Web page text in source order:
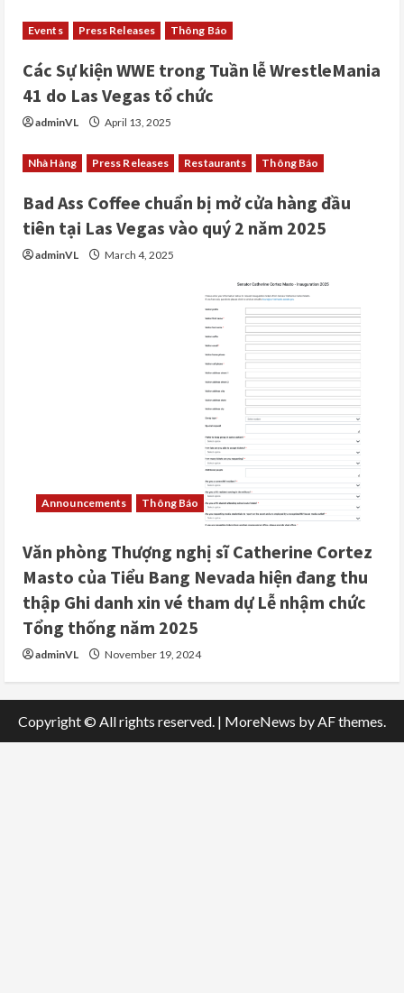
Events Press Releases Thông Báo
Các Sự kiện WWE trong Tuần lễ WrestleMania
41 do Las Vegas tổ chức
adminVL April 13, 2025
Nhà Hàng Press Releases Restaurants Thông Báo
Bad Ass Coffee chuẩn bị mở cửa hàng đầu
tiên tại Las Vegas vào quý 2 năm 2025
adminVL March 4, 2025
Announcements Thông Báo
Văn phòng Thượng nghị sĩ Catherine Cortez
Masto của Tiểu Bang Nevada hiện đang thu
thập Ghi danh xin vé tham dự Lễ nhậm chức
Tổng thống năm 2025
adminVL November 19, 2024
Copyright © All rights reserved. | MoreNews by AF themes.